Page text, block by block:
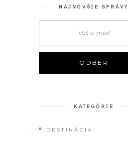
NAJNOVŠIE SPRÁVY
KATEGÓRIE
DESTINÁCIA